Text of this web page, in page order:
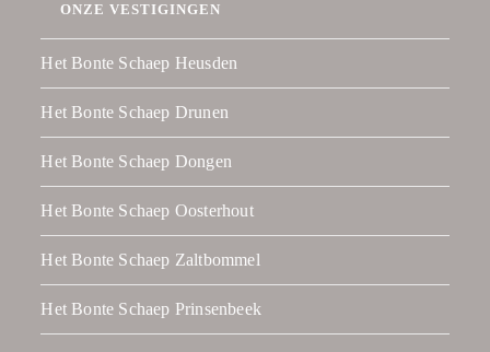
ONZE VESTIGINGEN
Het Bonte Schaep Heusden
Het Bonte Schaep Drunen
Het Bonte Schaep Dongen
Het Bonte Schaep Oosterhout
Het Bonte Schaep Zaltbommel
Het Bonte Schaep Prinsenbeek